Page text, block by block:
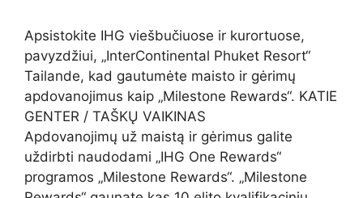
Apsistokite IHG viešbučiuose ir kurortuose,
pavyzdžiui, „InterContinental Phuket Resort“
Tailande, kad gautumėte maisto ir gėrimų
apdovanojimus kaip „Milestone Rewards“. KATIE
GENTER / TAŠKŲ VAIKINAS
Apdovanojimų už maistą ir gėrimus galite
uždirbti naudodami „IHG One Rewards“
programos „Milestone Rewards“. „Milestone